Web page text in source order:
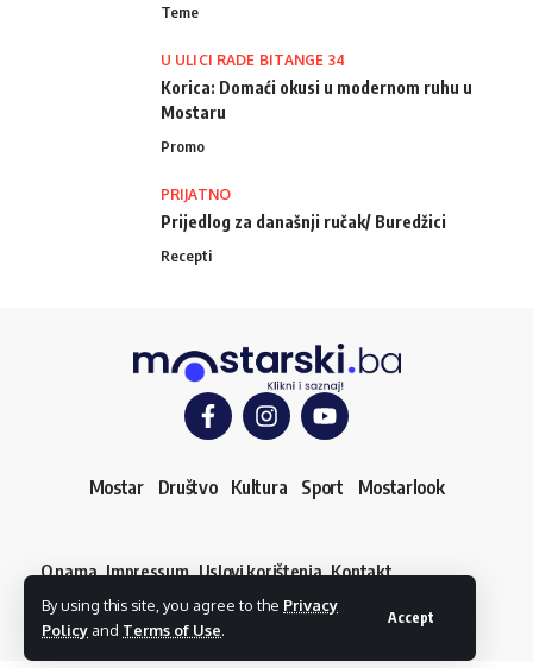
By using this site, you agree to the Privacy
Policy and Terms of Use.
Accept
Teme
U ULICI RADE BITANGE 34
Korica: Domaći okusi u modernom ruhu u
Mostaru
Promo
PRIJATNO
Prijedlog za današnji ručak/ Buredžici
Recepti
Mostar Društvo Kultura Sport Mostarlook
O nama Impressum Uslovi korištenja Kontakt
Dojavi vijest
© mostarski.ba. Sva prava pridržana